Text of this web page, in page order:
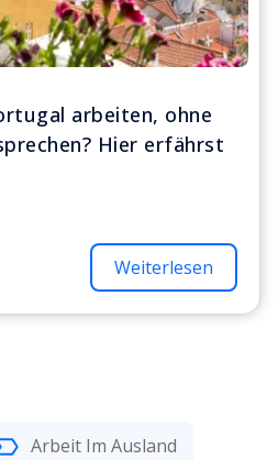
Arbeit Im Ausland
arbeiten, ohne
Hier erfährst
Weiterlesen